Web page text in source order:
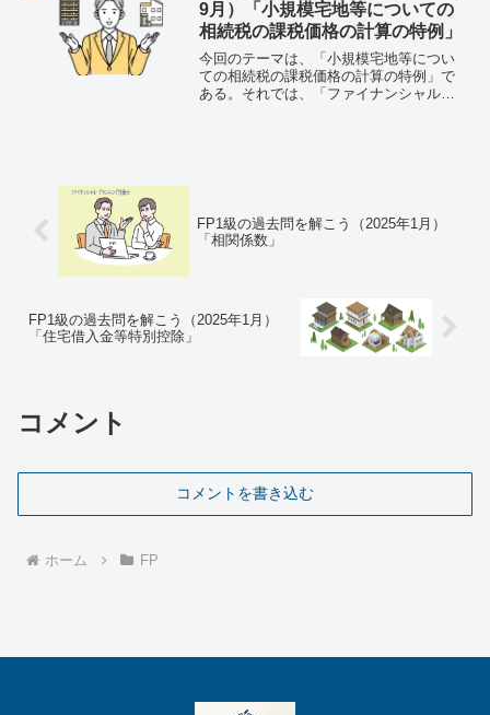
9月）「小規模宅地等についての
相続税の課税価格の計算の特例」
今回のテーマは、「小規模宅地等につい
ての相続税の課税価格の計算の特例」で
ある。それでは、「ファイナンシャル・
FP1級の過去問を解こう（2025年1月）
「相関係数」
FP1級の過去問を解こう（2025年1月）
「住宅借入金等特別控除」
コメント
コメントを書き込む
ホーム FP